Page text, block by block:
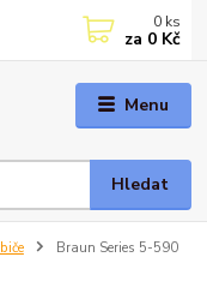
Menu
Hledat
0 ks
za 0 Kč
Braun Series 5-590